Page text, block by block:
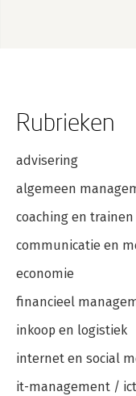
Rubrieken
advisering
algemeen
coaching en trainen
communicatie en
economie
financieel
inkoop en logistiek
internet en social
it-management / ict